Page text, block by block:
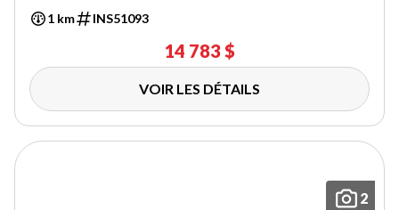
1 km INS51093
14 783 $
VOIR LES DÉTAILS
2